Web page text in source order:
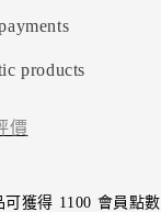
products
價
可獲得 1100 會員點數